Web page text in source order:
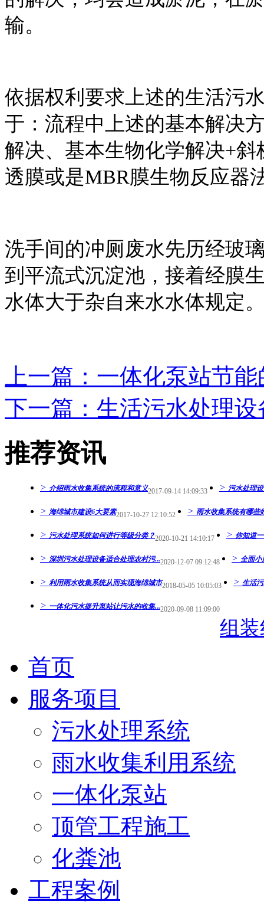
输。
依据权利要求上述的生活污
于：流程中上述的基本解决
解决、基本生物化学解决+
透膜或是MBR膜生物反应器
洗手间的冲厕废水先历经玻
到平流式沉淀池，接着经膜
水体大于杂自来水水体规定
上一篇：一体化泵站节
下一篇：生活污水处理
推荐资讯
> 介绍雨水收集系统​的流程和意义2017-09-14 14:09:33 > 污水处理
> 海绵城市建设6大要素2017-10-27 12:10:52 > 雨水收集系统有哪些
> 污水处理系统如何进行等级分类？2020-10-21 14:10:17 > 你知道
> 深圳污水处理设备适合处理农村污...2020-12-07 09:12:48 > 全面小
> 利用雨水收集系统从而实现海绵城市2018-05-05 10:05:03 > 生活
> 一体化污水提升泵站让污水的收集...2020-09-08 11:09:00
组
首页
服务项目
污水处理系统
雨水收集利用系统
一体化泵站
顶管工程施工
化粪池
工程案例